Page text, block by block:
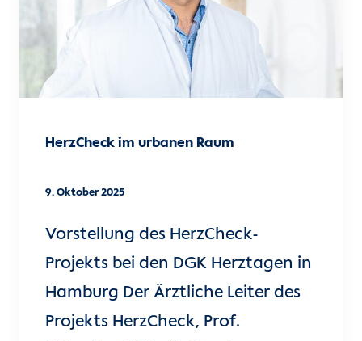
HerzCheck im urbanen Raum
9. Oktober 2025
Vorstellung des HerzCheck-
Projekts bei den DGK Herztagen in
Hamburg Der Ärztliche Leiter des
Projekts HerzCheck, Prof.